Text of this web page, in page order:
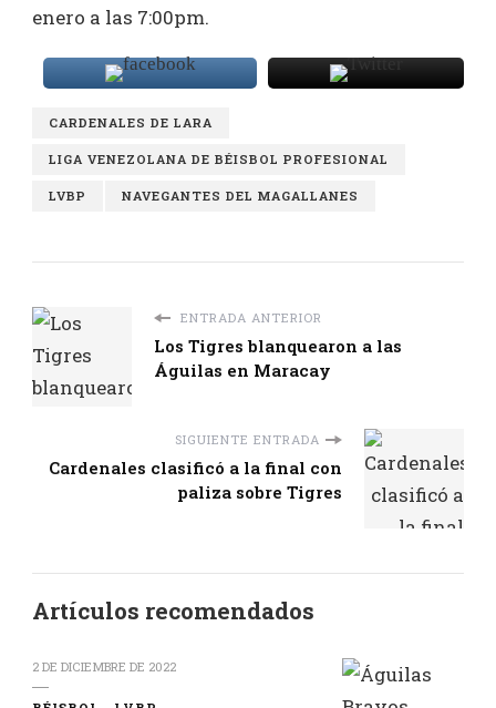
enero a las 7:00pm.
CARDENALES DE LARA
LIGA VENEZOLANA DE BÉISBOL PROFESIONAL
LVBP NAVEGANTES DEL MAGALLANES
ENTRADA ANTERIOR
Los Tigres blanquearon a las
Águilas en Maracay
SIGUIENTE ENTRADA
Cardenales clasificó a la final con
paliza sobre Tigres
Artículos recomendados
2 DE DICIEMBRE DE 2022